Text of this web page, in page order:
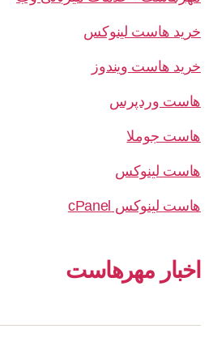
خرید هاست لینوکس
خرید هاست ویندوز
هاست وردپرس
هاست جوملا
هاست لینوکس
هاست لینوکس cPanel
اخبار مهرهاست